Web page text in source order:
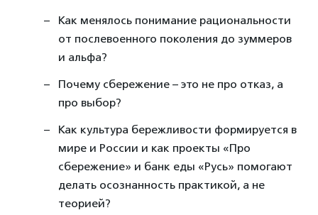
Как менялось понимание рациональности
от послевоенного поколения до зуммеров
и альфа?
Почему сбережение – это не про отказ, а
про выбор?
Как культура бережливости формируется в
мире и России и как проекты «Про
сбережение» и банк еды «Русь» помогают
делать осознанность практикой, а не
теорией?